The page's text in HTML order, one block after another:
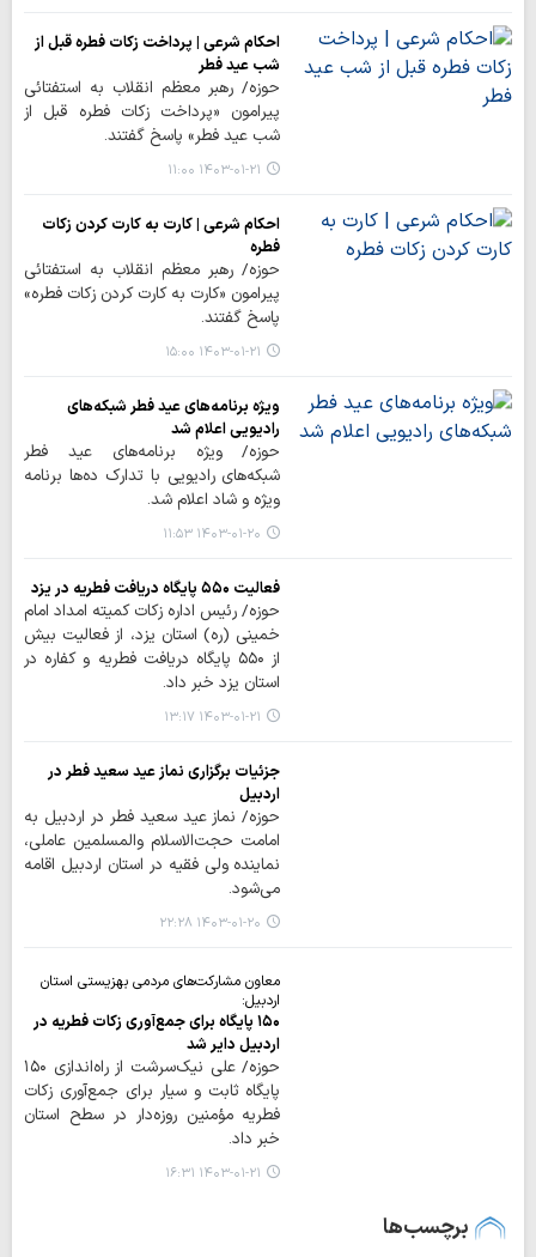
احکام شرعی | پرداخت زکات فطره قبل از
شب عید فطر
حوزه/ رهبر معظم انقلاب به استفتائی
پیرامون «پرداخت زکات فطره قبل از
شب عید فطر» پاسخ گفتند.
۱۴۰۳-۰۱-۲۱ ۱۱:۰۰
احکام شرعی | کارت به کارت کردن زکات
فطره
حوزه/ رهبر معظم انقلاب به استفتائی
پیرامون «کارت به کارت کردن زکات فطره»
پاسخ گفتند.
۱۴۰۳-۰۱-۲۱ ۱۵:۰۰
ویژه برنامه‌های عید فطر شبکه‌های
رادیویی اعلام شد
حوزه/ ویژه برنامه‌های عید فطر
شبکه‌های رادیویی با تدارک ده‌ها برنامه
ویژه و شاد اعلام شد.
۱۴۰۳-۰۱-۲۰ ۱۱:۵۳
فعالیت ۵۵۰ پایگاه دریافت فطریه در یزد
حوزه/ رئیس اداره زکات کمیته امداد امام
خمینی (ره) استان یزد، از فعالیت بیش
از ۵۵۰ پایگاه دریافت فطریه و کفاره در
استان یزد خبر داد.
۱۴۰۳-۰۱-۲۱ ۱۳:۱۷
جزئیات برگزاری نماز عید سعید فطر در
اردبیل
حوزه/ نماز عید سعید فطر در اردبیل به
امامت حجت‌الاسلام والمسلمین عاملی،
نماینده ولی فقیه در استان اردبیل اقامه
می‌شود.
۱۴۰۳-۰۱-۲۰ ۲۲:۲۸
معاون مشارکت‌های مردمی بهزیستی استان
اردبیل:
۱۵۰ پایگاه برای جمع‌آوری زکات فطریه در
اردبیل دایر شد
حوزه/ علی نیک‌سرشت از راه‌اندازی ۱۵۰
پایگاه ثابت و سیار برای جمع‌آوری زکات
فطریه مؤمنین روزه‌دار در سطح استان
خبر داد.
۱۴۰۳-۰۱-۲۱ ۱۶:۳۱
برچسب‌ها